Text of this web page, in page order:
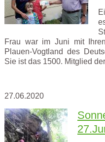
Frau war im Juni mit
Plauen-Vogtland des
Sie ist das 1500. Mitglied
27.06.2020